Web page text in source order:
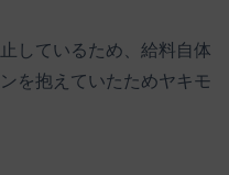
しているため、給料自体
を抱えていたためヤキモ